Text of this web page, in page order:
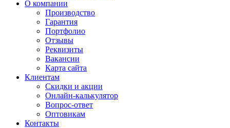
О компании
Производство
Гарантия
Портфолио
Отзывы
Реквизиты
Вакансии
Карта сайта
Клиентам
Скидки и акции
Онлайн-калькулятор
Вопрос-ответ
Оптовикам
Контакты